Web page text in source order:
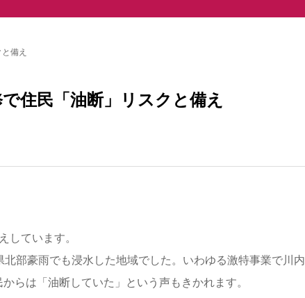
備え
民「油断」リスクと備え
しています。
部豪雨でも浸水した地域でした。いわゆる激特事業で川内
らは「油断していた」という声もきかれます。